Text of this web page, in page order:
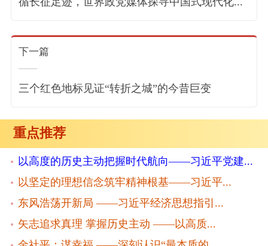
下一篇
三个红色地标见证“转折之城”的今昔巨变
重点推荐
以高度的历史主动把握时代航向——习近平党建...
以坚定的理想信念筑牢精神根基——习近平...
东风浩荡开新局 ——习近平经济思想指引...
矢志追求真理 掌握历史主动 ——以高质...